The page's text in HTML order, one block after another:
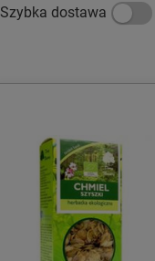
Szybka dostawa